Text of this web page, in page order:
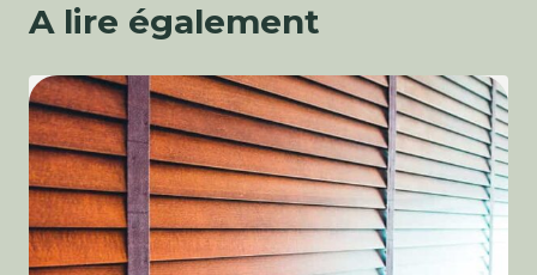
A lire également